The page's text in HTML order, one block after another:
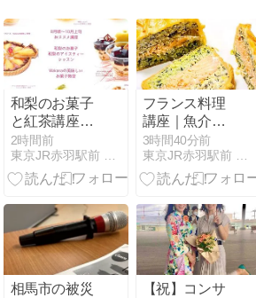
和梨のお菓子
と紅茶講座｜
8～10月頃｜
和梨のムー
ス・ショコ
ラメル・フラ
ン・タルト他
2時間前
フランス料理
講座｜魚介類
編｜レッスン
メニュー一覧
｜サーモンの
パイ、真鯛と
帆立クネル他
3時間40分前
相馬市の被災
【祝】コンサ